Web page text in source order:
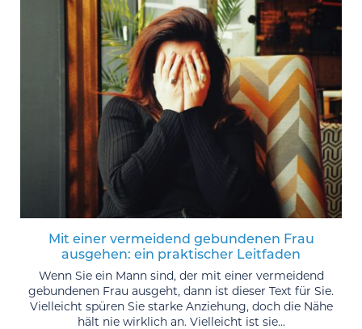
Mit einer vermeidend gebundenen Frau
ausgehen: ein praktischer Leitfaden
Wenn Sie ein Mann sind, der mit einer vermeidend
gebundenen Frau ausgeht, dann ist dieser Text für Sie.
Vielleicht spüren Sie starke Anziehung, doch die Nähe
hält nie wirklich an. Vielleicht ist sie...